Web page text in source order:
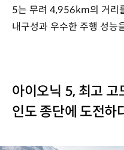
5는 무려 4,956km의 거리
내구성과 우수한 주행 성능
아이오닉 5, 최고 고
인도 종단에 도전하